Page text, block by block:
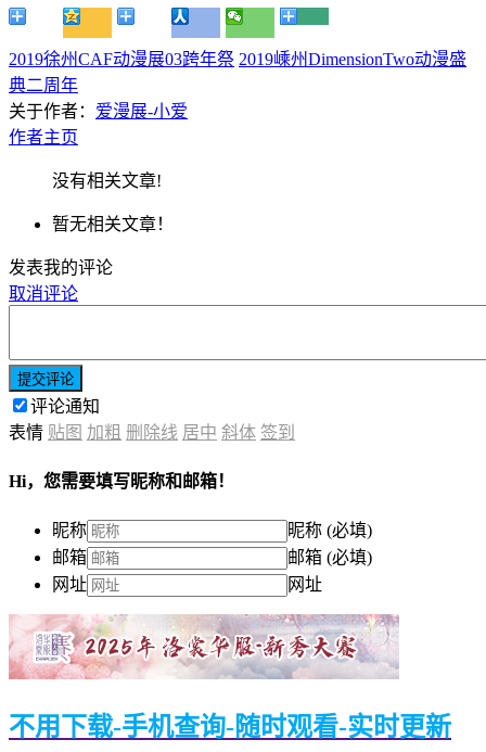
2019徐州CAF动漫展03跨年祭 2019嵊州DimensionTwo动漫盛
典二周年
关于作者： 爱漫展-小爱
作者主页
没有相关文章!
暂无相关文章！
发表我的评论
取消评论
提交评论
评论通知
表情 贴图 加粗 删除线 居中 斜体 签到
Hi，您需要填写昵称和邮箱！
昵称
昵称 (必填)
邮箱
邮箱 (必填)
网址
网址
不用下载-手机查询-随时观看-实时更新